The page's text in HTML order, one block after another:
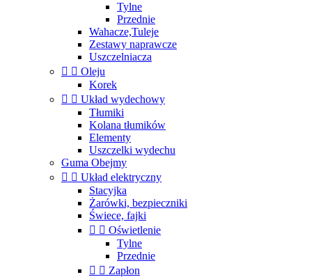
Tylne
Przednie
Wahacze,Tuleje
Zestawy naprawcze
Uszczelniacza
  Oleju
Korek
  Układ wydechowy
Tłumiki
Kolana tłumików
Elementy
Uszczelki wydechu
Guma Obejmy
  Układ elektryczny
Stacyjka
Żarówki, bezpieczniki
Świece, fajki
  Oświetlenie
Tylne
Przednie
  Zapłon